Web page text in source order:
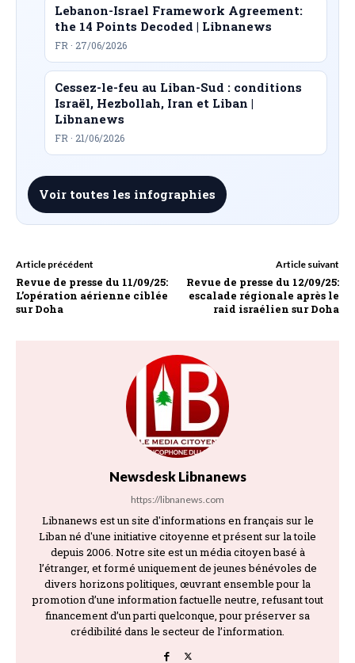
Lebanon-Israel Framework Agreement:
the 14 Points Decoded | Libnanews
FR · 27/06/2026
Cessez-le-feu au Liban-Sud : conditions
Israël, Hezbollah, Iran et Liban |
Libnanews
FR · 21/06/2026
Voir toutes les infographies
Article précédent
Revue de presse du 11/09/25:
L’opération aérienne ciblée
sur Doha
Article suivant
Revue de presse du 12/09/25:
escalade régionale après le
raid israélien sur Doha
Newsdesk Libnanews
https://libnanews.com
Libnanews est un site d'informations en français sur le
Liban né d'une initiative citoyenne et présent sur la toile
depuis 2006. Notre site est un média citoyen basé à
l’étranger, et formé uniquement de jeunes bénévoles de
divers horizons politiques, œuvrant ensemble pour la
promotion d’une information factuelle neutre, refusant tout
financement d’un parti quelconque, pour préserver sa
crédibilité dans le secteur de l’information.